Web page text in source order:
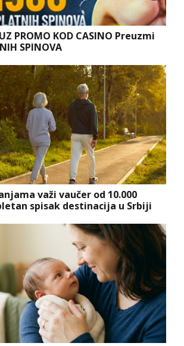
UZ PROMO KOD CASINO Preuzmi
SPINOVA
važi vaučer od 10.000
spisak destinacija u Srbiji